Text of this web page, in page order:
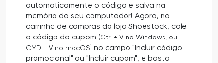
automaticamente o código e salva na
memória do seu computador! Agora, no
carrinho de compras da loja Shoestock, cole
o código do cupom (Ctrl + V no Windows, ou
CMD + V no macOS) no campo "Incluir código
promocional" ou "Incluir cupom", e basta